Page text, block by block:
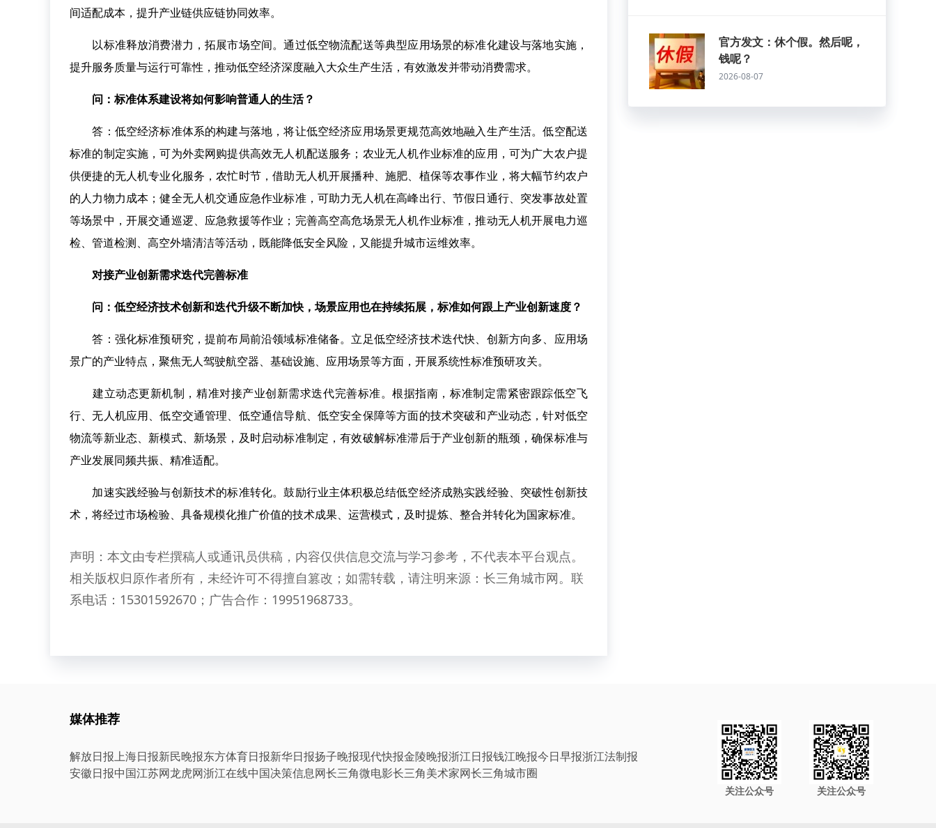
间适配成本，提升产业链供应链协同效率。
以标准释放消费潜力，拓展市场空间。通过低空物流配送等典型应用场景的标准化建设与落地实施，
提升服务质量与运行可靠性，推动低空经济深度融入大众生产生活，有效激发并带动消费需求。
问：标准体系建设将如何影响普通人的生活？
答：低空经济标准体系的构建与落地，将让低空经济应用场景更规范高效地融入生产生活。低空配送
标准的制定实施，可为外卖网购提供高效无人机配送服务；农业无人机作业标准的应用，可为广大农户提
供便捷的无人机专业化服务，农忙时节，借助无人机开展播种、施肥、植保等农事作业，将大幅节约农户
的人力物力成本；健全无人机交通应急作业标准，可助力无人机在高峰出行、节假日通行、突发事故处置
等场景中，开展交通巡逻、应急救援等作业；完善高空高危场景无人机作业标准，推动无人机开展电力巡
检、管道检测、高空外墙清洁等活动，既能降低安全风险，又能提升城市运维效率。
对接产业创新需求迭代完善标准
问：低空经济技术创新和迭代升级不断加快，场景应用也在持续拓展，标准如何跟上产业创新速度？
答：强化标准预研究，提前布局前沿领域标准储备。立足低空经济技术迭代快、创新方向多、应用场
景广的产业特点，聚焦无人驾驶航空器、基础设施、应用场景等方面，开展系统性标准预研攻关。
建立动态更新机制，精准对接产业创新需求迭代完善标准。根据指南，标准制定需紧密跟踪低空飞
行、无人机应用、低空交通管理、低空通信导航、低空安全保障等方面的技术突破和产业动态，针对低空
物流等新业态、新模式、新场景，及时启动标准制定，有效破解标准滞后于产业创新的瓶颈，确保标准与
产业发展同频共振、精准适配。
加速实践经验与创新技术的标准转化。鼓励行业主体积极总结低空经济成熟实践经验、突破性创新技
术，将经过市场检验、具备规模化推广价值的技术成果、运营模式，及时提炼、整合并转化为国家标准。
声明：本文由专栏撰稿人或通讯员供稿，内容仅供信息交流与学习参考，不代表本平台观点。
相关版权归原作者所有，未经许可不得擅自篡改；如需转载，请注明来源：长三角城市网。联
系电话：15301592670；广告合作：19951968733。
官方发文：休个假。然后呢，
钱呢？
2026-08-07
媒体推荐
解放日报上海日报新民晚报东方体育日报新华日报扬子晚报现代快报金陵晚报浙江日报钱江晚报今日早报浙江法制报
安徽日报中国江苏网龙虎网浙江在线中国决策信息网长三角微电影长三角美术家网长三角城市圈
关注公众号 关注公众号